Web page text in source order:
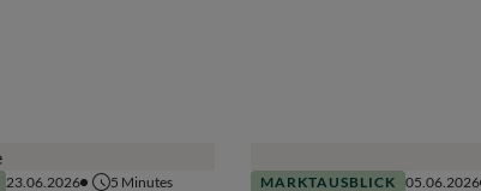
23.06.2026 5 Minutes MARKTAUSBLICK 05.06.2026